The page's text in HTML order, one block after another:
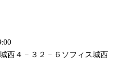
西４－３２－６ソフィス城西